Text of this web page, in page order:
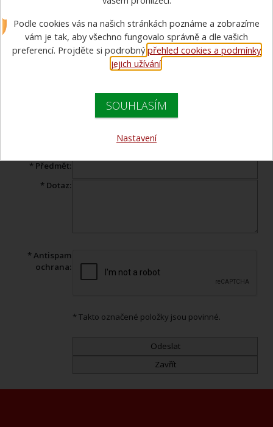
Poslat dotaz e-mailem
Máte dotaz ohledně prohlíženého zboží? Vyplňte tento formulář a
náš specialista Vám v co nejkratším čase odpoví.
C52 PES-PUR - hadice sportovní, odlehčená
* Předmět:
* Dotaz:
* Antispam
ochrana:
* Takto označené položky jsou povinné.
Podle cookies vás na našich stránkách poznáme a zobrazíme
vám je tak, aby všechno fungovalo správně a dle vašich
preferencí. Projděte si podrobnýpřehled cookies a podmínky
jejich užívání.
SOUHLASÍM
Nastavení